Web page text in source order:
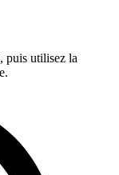
puis utilisez la